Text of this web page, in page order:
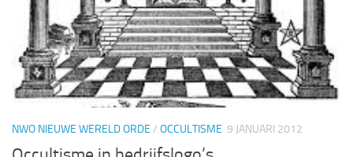
NWO NIEUWE WERELD ORDE / OCCULTISME 9 JANUARI 2012